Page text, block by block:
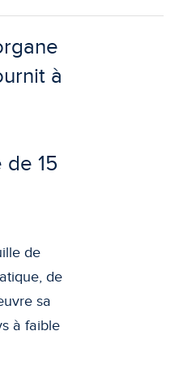
à
15
de
de
sa
à faible